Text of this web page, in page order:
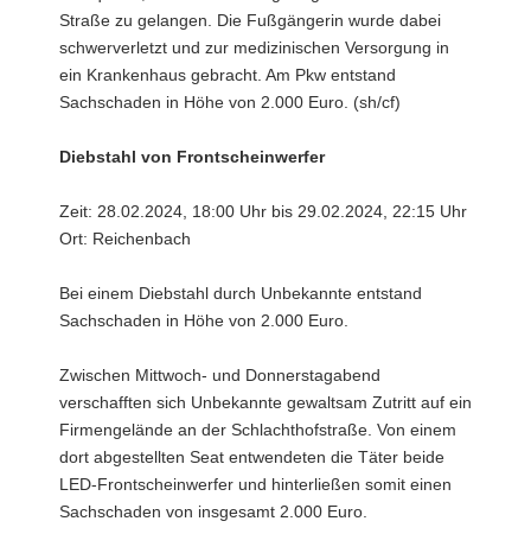
Straße zu gelangen. Die Fußgängerin wurde dabei
schwerverletzt und zur medizinischen Versorgung in
ein Krankenhaus gebracht. Am Pkw entstand
Sachschaden in Höhe von 2.000 Euro. (sh/cf)
Diebstahl von Frontscheinwerfer
Zeit: 28.02.2024, 18:00 Uhr bis 29.02.2024, 22:15 Uhr
Ort: Reichenbach
Bei einem Diebstahl durch Unbekannte entstand
Sachschaden in Höhe von 2.000 Euro.
Zwischen Mittwoch- und Donnerstagabend
verschafften sich Unbekannte gewaltsam Zutritt auf ein
Firmengelände an der Schlachthofstraße. Von einem
dort abgestellten Seat entwendeten die Täter beide
LED-Frontscheinwerfer und hinterließen somit einen
Sachschaden von insgesamt 2.000 Euro.